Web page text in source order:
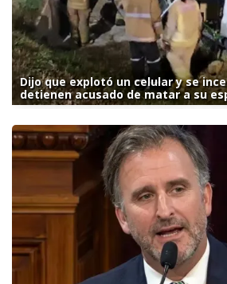
Dijo que explotó un celular y se
detienen acusado de matar a su